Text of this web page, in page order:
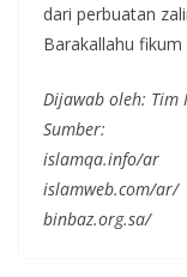
dari perbuatan
Barakallahu fikum
Dijawab oleh: Tim
Sumber:
islamqa.info/ar
islamweb.com/ar/
binbaz.org.sa/